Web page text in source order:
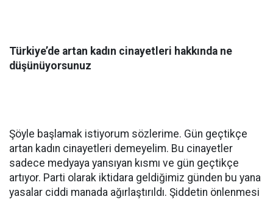
Türkiye’de artan kadın cinayetleri hakkında ne
düşünüyorsunuz
Şöyle başlamak istiyorum sözlerime. Gün geçtikçe
artan kadın cinayetleri demeyelim. Bu cinayetler
sadece medyaya yansıyan kısmı ve gün geçtikçe
artıyor. Parti olarak iktidara geldiğimiz günden bu yana
yasalar ciddi manada ağırlaştırıldı. Şiddetin önlenmesi